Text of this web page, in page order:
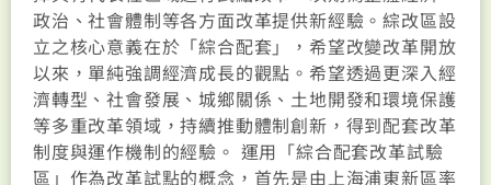
政治、社會體制等各方面改革提供新經驗。綜改區設
立之核心意義在於「綜合配套」，希望改變改革開放
以來，單純強調經濟成長的觀點。希望透過更深入經
濟轉型、社會發展、城鄉關係、土地開發和環境保護
等多重改革領域，持續推動體制創新，得到配套改革
制度與運作機制的經驗。 運用「綜合配套改革試驗
區」作為改革試點的概念，首先是由上海浦東新區率